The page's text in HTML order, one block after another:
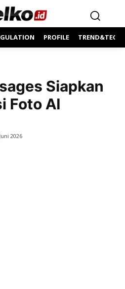
PROFILE
Siapkan
Foto AI
2026